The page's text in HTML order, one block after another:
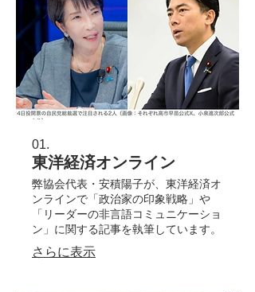
01.
東洋経済オンライン
弊協会代表・安積陽子が、東洋経済オ
ンラインで「政治家の印象戦略」や
「リーダーの非言語コミュニケーショ
ン」に関する記事を執筆しています。
さらに表示